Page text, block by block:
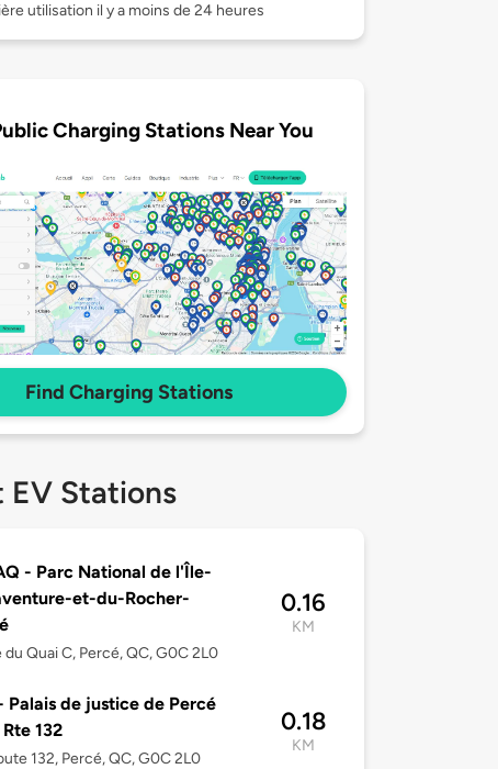
utilisation il y a moins de 24 heures
Charging Stations Near You
Find Charging Stations
EV Stations
- Parc National de l'Île-
et-du-Rocher-
du Quai C, Percé, QC, G0C 2L0
0.16
KM
Palais de justice de Percé
132
132, Percé, QC, G0C 2L0
0.18
KM